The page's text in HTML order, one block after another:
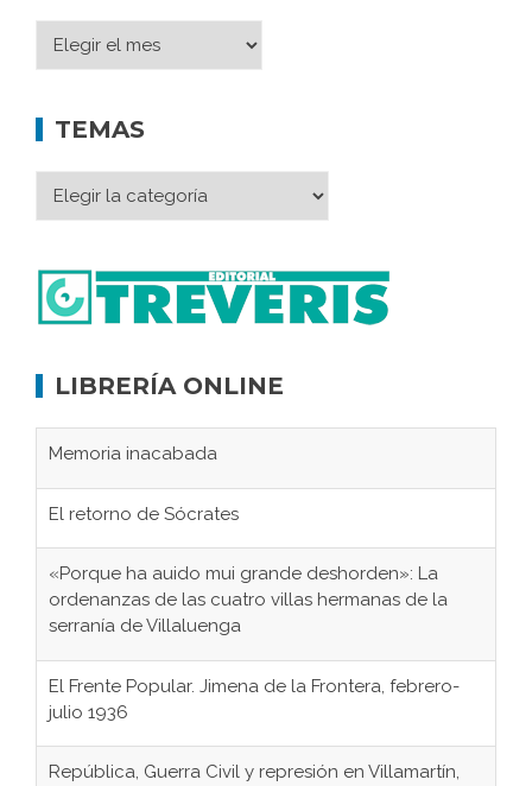
TEMAS
LIBRERÍA ONLINE
Memoria inacabada
El retorno de Sócrates
«Porque ha auido mui grande deshorden»: La
ordenanzas de las cuatro villas hermanas de la
serranía de Villaluenga
El Frente Popular. Jimena de la Frontera, febrero-
julio 1936
República, Guerra Civil y represión en Villamartín,